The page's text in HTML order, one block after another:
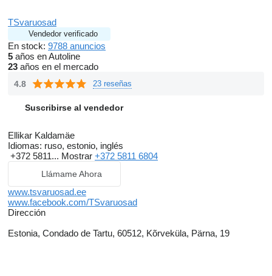
TSvaruosad
Vendedor verificado
En stock: 9788 anuncios
5 años en Autoline
23 años en el mercado
4.8 23 reseñas
Suscribirse al vendedor
Ellikar Kaldamäe
Idiomas: ruso, estonio, inglés
+372 5811... Mostrar +372 5811 6804
Llámame Ahora
www.tsvaruosad.ee
www.facebook.com/TSvaruosad
Dirección
Estonia, Condado de Tartu, 60512, Kõrveküla, Pärna, 19